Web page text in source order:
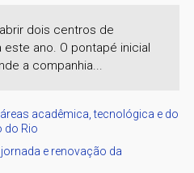
dois centros de
ano. O pontapé inicial
a companhia...
acadêmica, tecnológica e do
do Rio
e renovação da